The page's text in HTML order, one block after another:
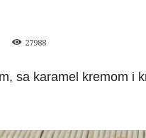
27988
sa karamel kremom i